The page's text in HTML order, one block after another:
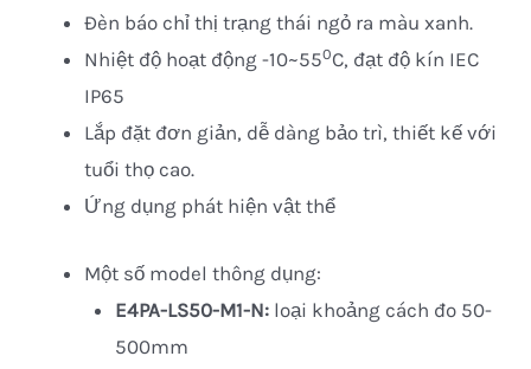
Đèn báo chỉ thị trạng thái ngỏ ra màu xanh.
Nhiệt độ hoạt động -10~550C, đạt độ kín IEC
IP65
Lắp đặt đơn giản, dễ dàng bảo trì, thiết kế với
tuổi thọ cao.
Ứng dụng phát hiện vật thể
Một số model thông dụng:
E4PA-LS50-M1-N: loại khoảng cách đo 50-
500mm